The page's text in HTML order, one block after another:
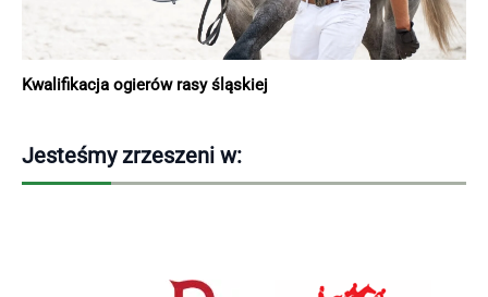
Kwalifikacja ogierów rasy śląskiej
Jesteśmy zrzeszeni w: